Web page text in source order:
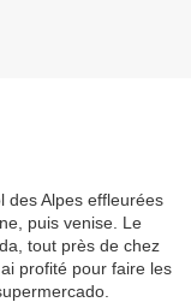
des Alpes effleurées
puis venise. Le
tout près de chez
profité pour faire les